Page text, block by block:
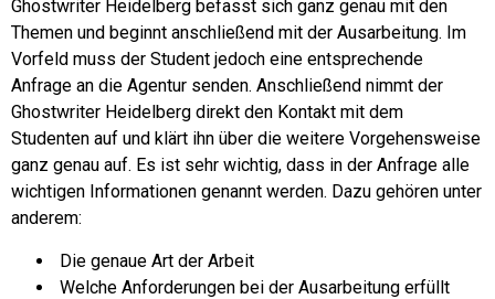
Ghostwriter Heidelberg befasst sich ganz genau mit den
Themen und beginnt anschließend mit der Ausarbeitung. Im
Vorfeld muss der Student jedoch eine entsprechende
Anfrage an die Agentur senden. Anschließend nimmt der
Ghostwriter Heidelberg direkt den Kontakt mit dem
Studenten auf und klärt ihn über die weitere Vorgehensweise
ganz genau auf. Es ist sehr wichtig, dass in der Anfrage alle
wichtigen Informationen genannt werden. Dazu gehören unter
anderem:
Die genaue Art der Arbeit
Welche Anforderungen bei der Ausarbeitung erfüllt